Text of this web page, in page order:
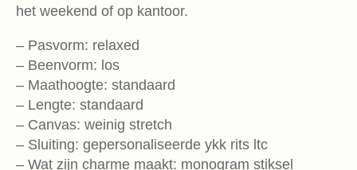
het weekend of op kantoor.
– Pasvorm: relaxed
– Beenvorm: los
– Maathoogte: standaard
– Lengte: standaard
– Canvas: weinig stretch
– Sluiting: gepersonaliseerde ykk rits ltc
– Wat zijn charme maakt: monogram stiksel